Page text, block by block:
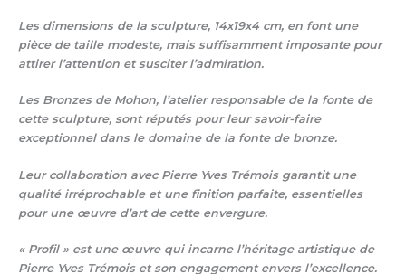
Les dimensions de la sculpture, 14x19x4 cm, en font une
pièce de taille modeste, mais suffisamment imposante pour
attirer l’attention et susciter l’admiration.
Les Bronzes de Mohon, l’atelier responsable de la fonte de
cette sculpture, sont réputés pour leur savoir-faire
exceptionnel dans le domaine de la fonte de bronze.
Leur collaboration avec Pierre Yves Trémois garantit une
qualité irréprochable et une finition parfaite, essentielles
pour une œuvre d’art de cette envergure.
« Profil » est une œuvre qui incarne l’héritage artistique de
Pierre Yves Trémois et son engagement envers l’excellence.